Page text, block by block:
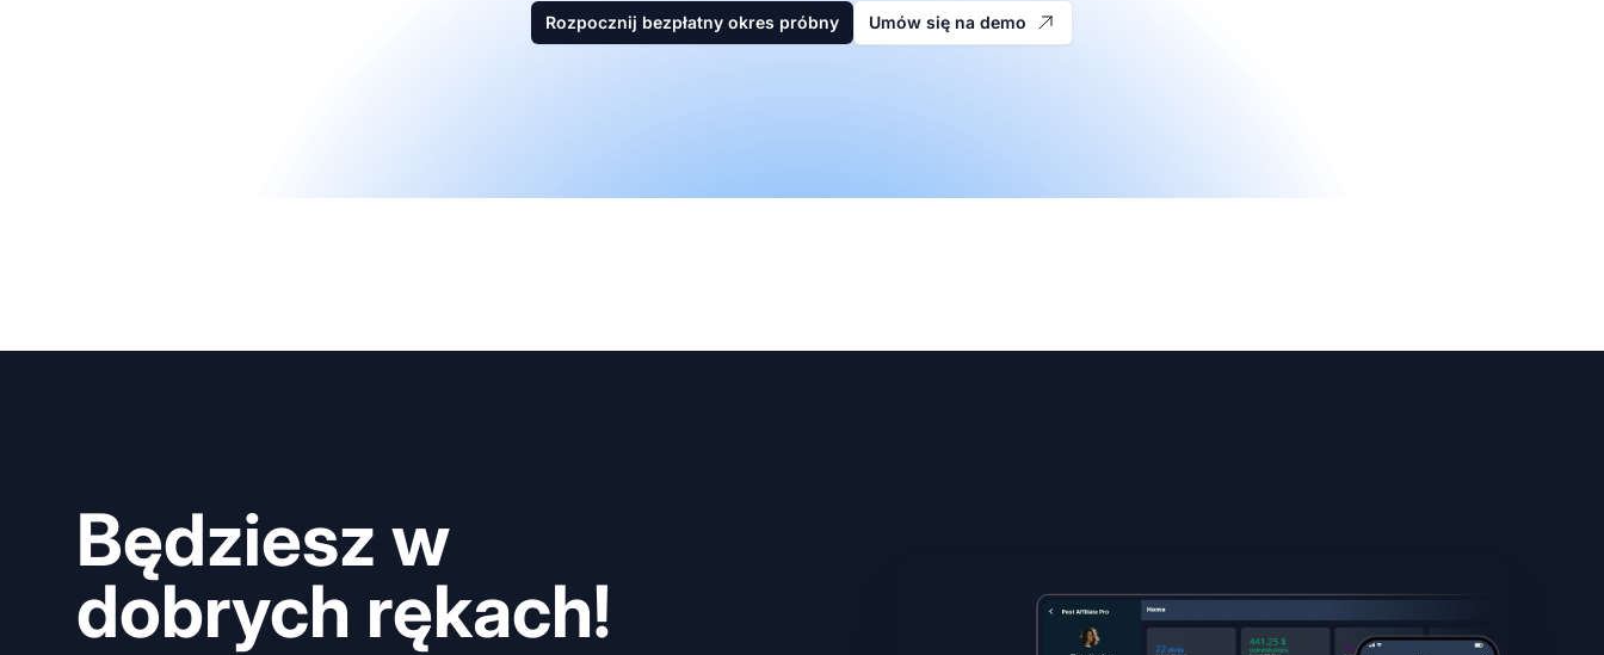
Rozpocznij bezpłatny okres próbny Umów się na demo
Będziesz w
dobrych rękach!